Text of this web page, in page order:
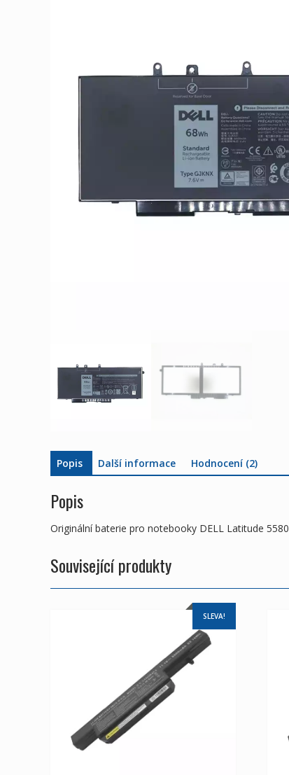
Popis Další informace Hodnocení (2)
Popis
Originální baterie pro notebooky DELL Latitude 5580
Související produkty
SLEVA!